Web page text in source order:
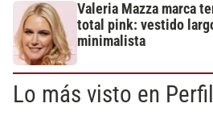
Valeria Mazza marca
total pink: vestido
minimalista
Lo más visto en Perfil